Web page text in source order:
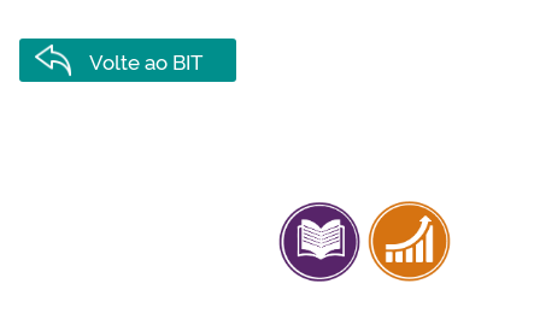
Volte ao BIT